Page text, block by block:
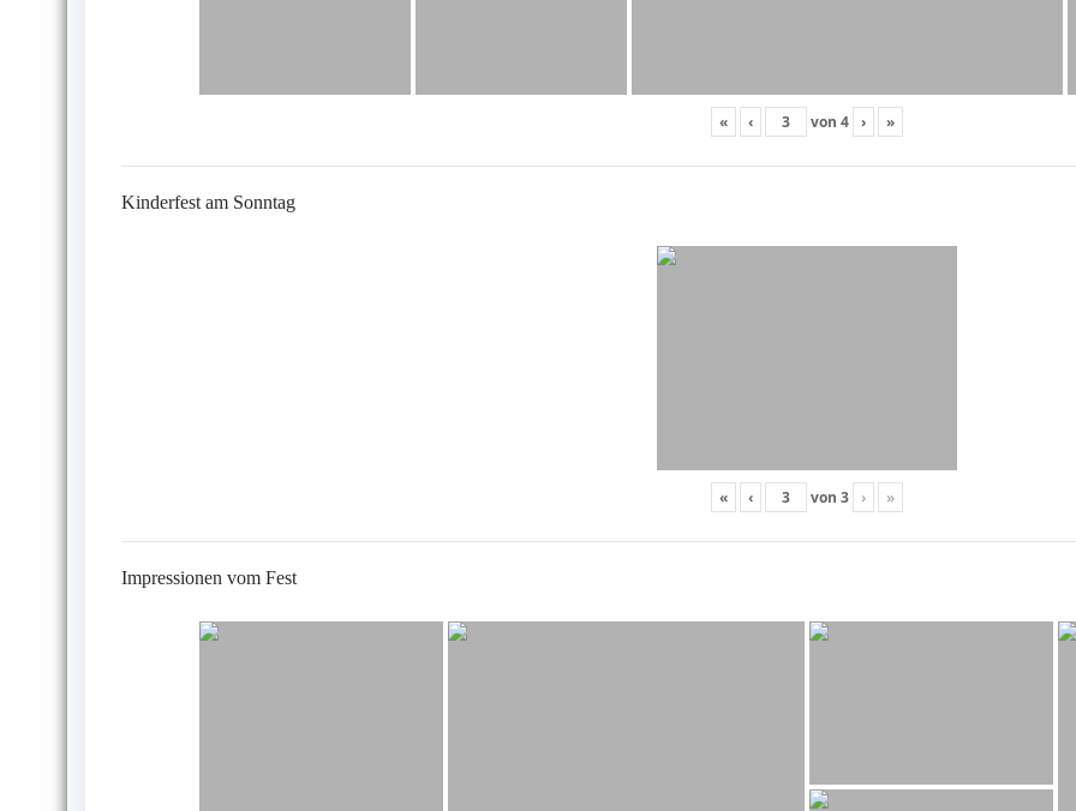
« ‹ von 4 › »
Kinderfest am Sonntag
« ‹ von 3 › »
Impressionen vom Fest